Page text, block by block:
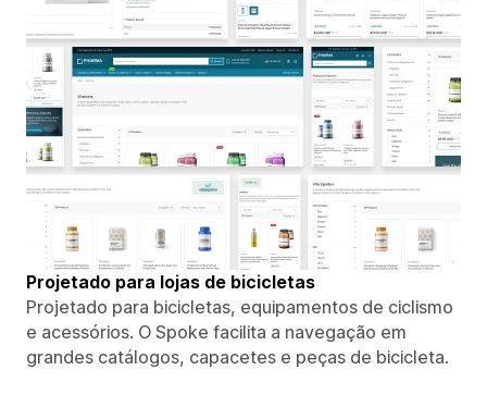
Projetado para lojas de bicicletas
Projetado para bicicletas, equipamentos de ciclismo
e acessórios. O Spoke facilita a navegação em
grandes catálogos, capacetes e peças de bicicleta.